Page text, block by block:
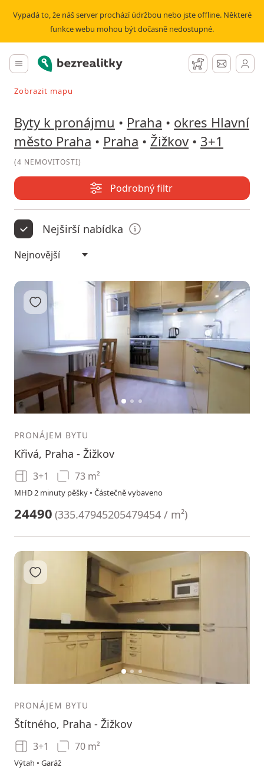
Vypadá to, že náš server prochází údržbou nebo jste offline. Některé
funkce webu mohou být dočasně nedostupné.
Hlavní menu
Bezrealitky Hlídací pes
Zprávy
Vyhledávat při pohybu v mapě
Zobrazit mapu
Byty k pronájmu • Praha • okres Hlavní
město Praha • Praha • Žižkov • 3+1
(4 NEMOVITOSTI)
Podrobný filtr
Nejširší nabídka
12 3
Přidat do oblíbených
PRONÁJEM BYTU
Křivá, Praha - Žižkov
3+1 73 m²
MHD 2 minuty pěšky • Částečně vybaveno
24490 (335.47945205479454 / m²)
12 3
Přidat do oblíbených
PRONÁJEM BYTU
Štítného, Praha - Žižkov
3+1 70 m²
Výtah • Garáž